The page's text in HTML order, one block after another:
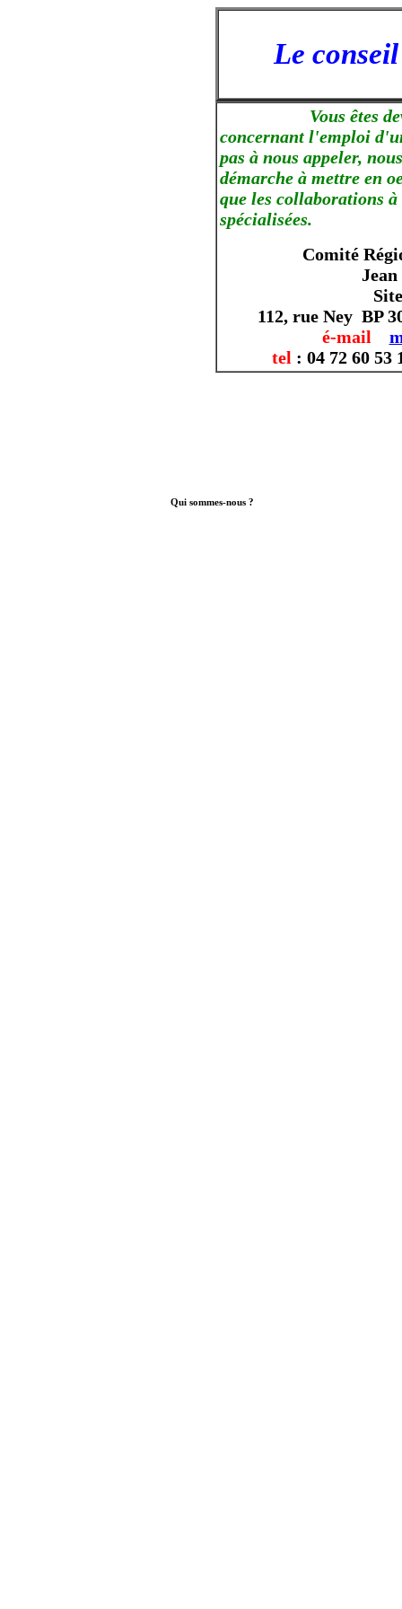
Le conseil
Vous êtes devant
concernant l'emploi
pas à nous appeler,
démarche à mettre en
que les collaborations
spécialisées.
Comité
112, rue Ney BP
é-mail
tel : 04 72 60 53
Qui sommes-nous ?